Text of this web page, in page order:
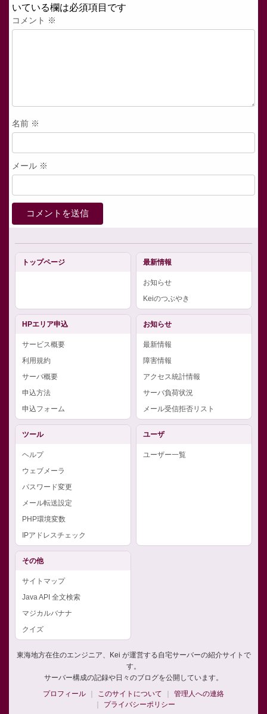
いている欄は必須項目です
コメント ※
名前 ※
メール ※
トップページ 最新情報
お知らせ
Keiのつぶやき
HPエリア申込
サービス概要
利用規約
サーバ概要
申込方法
申込フォーム
お知らせ
最新情報
障害情報
アクセス統計情報
サーバ負荷状況
メール受信拒否リスト
ツール
ヘルプ
ウェブメーラ
パスワード変更
メール転送設定
PHP環境変数
IPアドレスチェック
ユーザ
ユーザー一覧
その他
サイトマップ
Java API 全文検索
マジカルバナナ
クイズ
東海地方在住のエンジニア、Kei が運営する自宅サーバーの紹介サイトで
す。
サーバー構成の記録や日々のブログを公開しています。
プロフィール
このサイトについて
管理人への連絡
プライバシーポリシー